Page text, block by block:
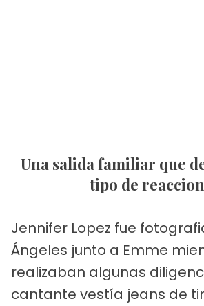
Una salida familiar que despertó todo
tipo de
Jennifer Lopez fue
Ángeles junto a Emme
realizaban algunas
cantante vestía jeans de